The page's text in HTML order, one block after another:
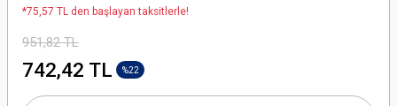
*75,57 TL den başlayan taksitlerle!
951,82 TL
742,42 TL %22